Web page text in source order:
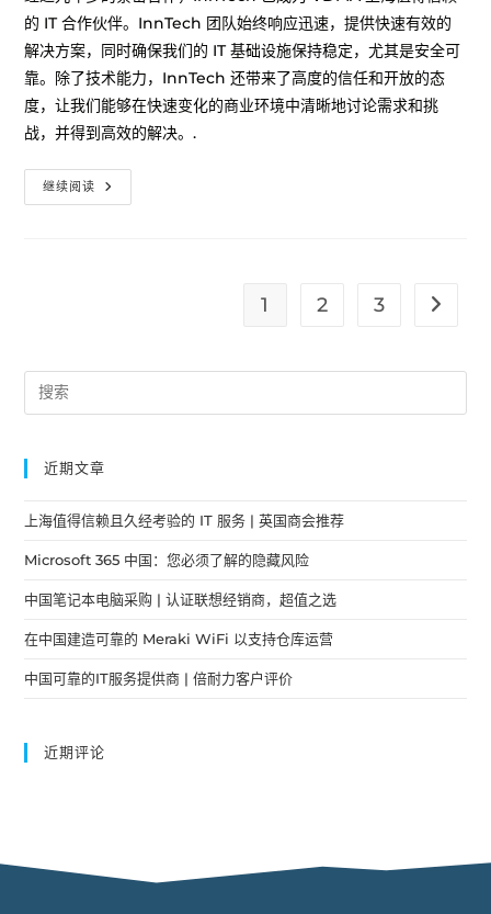
的 IT 合作伙伴。InnTech 团队始终响应迅速，提供快速有效的
解决方案，同时确保我们的 IT 基础设施保持稳定，尤其是安全可
靠。除了技术能力，InnTech 还带来了高度的信任和开放的态
度，让我们能够在快速变化的商业环境中清晰地讨论需求和挑
战，并得到高效的解决。.
继续阅读
1 2 3
近期文章
上海值得信赖且久经考验的 IT 服务 | 英国商会推荐
Microsoft 365 中国：您必须了解的隐藏风险
中国笔记本电脑采购 | 认证联想经销商，超值之选
在中国建造可靠的 Meraki WiFi 以支持仓库运营
中国可靠的IT服务提供商 | 倍耐力客户评价
近期评论